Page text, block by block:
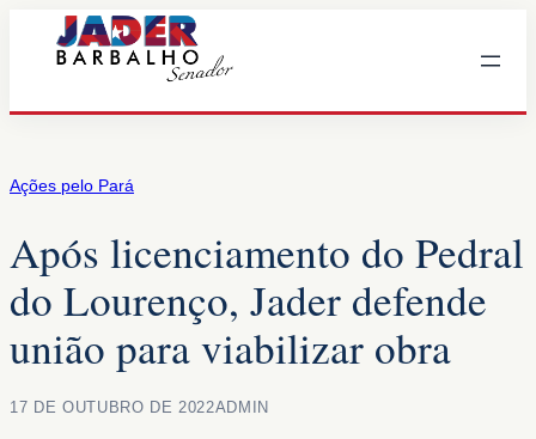
Ações pelo Pará
Após licenciamento do Pedral
do Lourenço, Jader defende
união para viabilizar obra
17 DE OUTUBRO DE 2022ADMIN